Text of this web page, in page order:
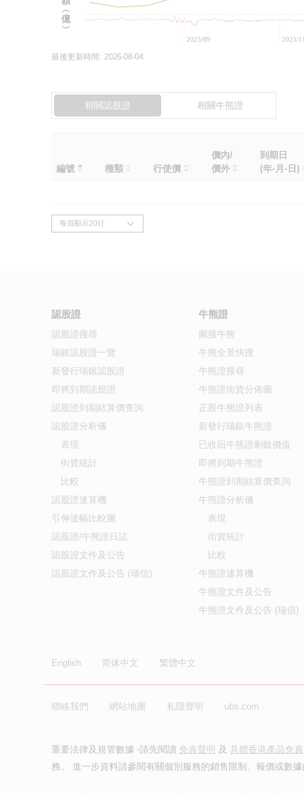
2025/09 2025/11
︵
億
︶
最後更新時間: 2026-08-04
相關認股證 相關牛熊證
編號 種類 行使價
價內/
價外
到期日
(年-月-日)
認股證
認股證搜尋
瑞銀認股證一覽
新發行瑞銀認股證
即將到期認股證
認股證到期結算價查詢
認股證分析儀
表現
街貨統計
比較
認股證速算機
引伸波幅比較圖
認股證/牛熊證日誌
認股證文件及公告
認股證文件及公告 (瑞信)
牛熊證
圖搜牛熊
牛熊全景快搜
牛熊證搜尋
牛熊證街貨分佈圖
正股牛熊證列表
新發行瑞銀牛熊證
已收回牛熊證剩餘價值
即將到期牛熊證
牛熊證到期結算價查詢
牛熊證分析儀
表現
街貨統計
比較
牛熊證速算機
牛熊證文件及公告
牛熊證文件及公告 (瑞信)
English 简体中文 繁體中文
聯絡我們 網站地圖 私隱聲明 ubs.com
重要法律及規管數據 -請先閱讀 免責聲明 及 具體香港產品免責
務。 進一步資料請參閱有關個別服務的銷售限制。報價或數